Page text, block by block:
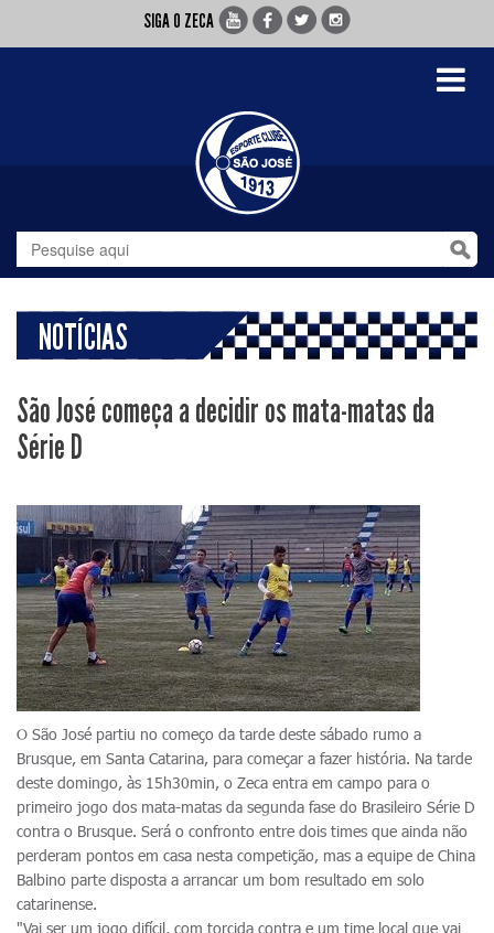
SIGA O ZECA
Toggle
NOTÍCIAS
São José começa a decidir os mata-matas da
Série D
O São José partiu no começo da tarde deste sábado rumo a
Brusque, em Santa Catarina, para começar a fazer história. Na tarde
deste domingo, às 15h30min, o Zeca entra em campo para o
primeiro jogo dos mata-matas da segunda fase do Brasileiro Série D
contra o Brusque. Será o confronto entre dois times que ainda não
perderam pontos em casa nesta competição, mas a equipe de China
Balbino parte disposta a arrancar um bom resultado em solo
catarinense.
"Vai ser um jogo difícil, com torcida contra e um time local que vai